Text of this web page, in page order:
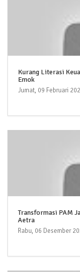
Kurang Literasi
Emok
Jumat, 09 Februari
Transformasi PAM
Aetra
Rabu, 06 Desember